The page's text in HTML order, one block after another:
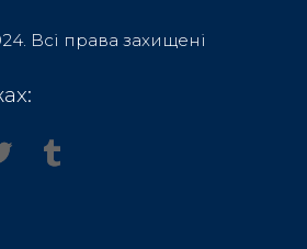
Всі права захищені